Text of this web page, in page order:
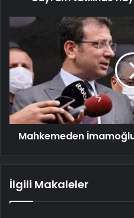
Mahkemeden
ve
Murat
Ongun
kararı
Mahkemeden
İlgili Makaleler